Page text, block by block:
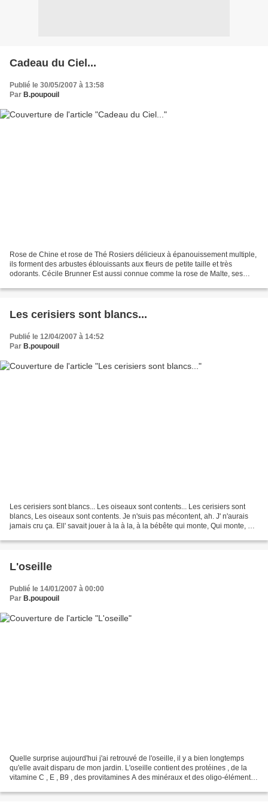
Cadeau du Ciel...
Publié le 30/05/2007 à 13:58
Par B.poupouil
Rose de Chine et rose de Thé Rosiers délicieux à épanouissement multiple,
ils forment des arbustes éblouissants aux fleurs de petite taille et très
odorants. Cécile Brunner Est aussi connue comme la rose de Malte, ses
Les cerisiers sont blancs...
Publié le 12/04/2007 à 14:52
Par B.poupouil
Les cerisiers sont blancs... Les oiseaux sont contents... Les cerisiers sont
blancs, Les oiseaux sont contents. Je n'suis pas mécontent, ah. J' n'aurais
jamais cru ça. Ell' savait jouer à la à la, à la bébête qui monte, Qui monte, qui
L'oseille
Publié le 14/01/2007 à 00:00
Par B.poupouil
Quelle surprise aujourd'hui j'ai retrouvé de l'oseille, il y a bien longtemps
qu'elle avait disparu de mon jardin. L'oseille contient des protéines , de la
vitamine C , E , B9 , des provitamines A des minéraux et des oligo-éléments :